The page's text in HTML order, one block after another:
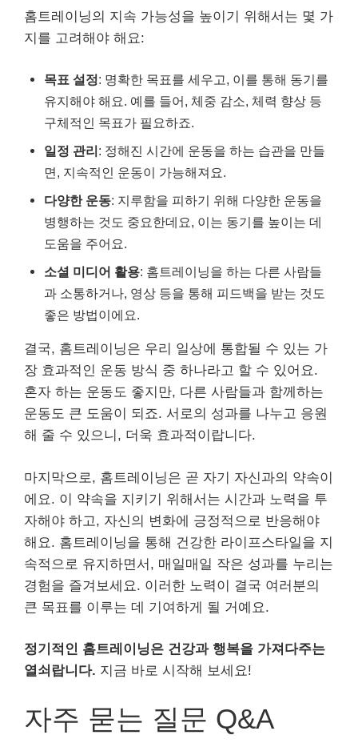
홈트레이닝의 지속 가능성을 높이기 위해서는 몇 가
지를 고려해야 해요:
목표 설정: 명확한 목표를 세우고, 이를 통해 동기를
유지해야 해요. 예를 들어, 체중 감소, 체력 향상 등
구체적인 목표가 필요하죠.
일정 관리: 정해진 시간에 운동을 하는 습관을 만들
면, 지속적인 운동이 가능해져요.
다양한 운동: 지루함을 피하기 위해 다양한 운동을
병행하는 것도 중요한데요, 이는 동기를 높이는 데
도움을 주어요.
소셜 미디어 활용: 홈트레이닝을 하는 다른 사람들
과 소통하거나, 영상 등을 통해 피드백을 받는 것도
좋은 방법이에요.
결국, 홈트레이닝은 우리 일상에 통합될 수 있는 가
장 효과적인 운동 방식 중 하나라고 할 수 있어요.
혼자 하는 운동도 좋지만, 다른 사람들과 함께하는
운동도 큰 도움이 되죠. 서로의 성과를 나누고 응원
해 줄 수 있으니, 더욱 효과적이랍니다.
마지막으로, 홈트레이닝은 곧 자기 자신과의 약속이
에요. 이 약속을 지키기 위해서는 시간과 노력을 투
자해야 하고, 자신의 변화에 긍정적으로 반응해야
해요. 홈트레이닝을 통해 건강한 라이프스타일을 지
속적으로 유지하면서, 매일매일 작은 성과를 누리는
경험을 즐겨보세요. 이러한 노력이 결국 여러분의
큰 목표를 이루는 데 기여하게 될 거예요.
정기적인 홈트레이닝은 건강과 행복을 가져다주는
열쇠랍니다. 지금 바로 시작해 보세요!
자주 묻는 질문 Q&A